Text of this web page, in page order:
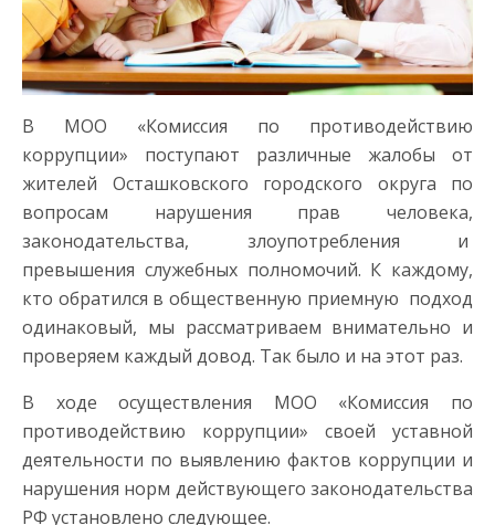
В МОО «Комиссия по противодействию
коррупции» поступают различные жалобы от
жителей Осташковского городского округа по
вопросам нарушения прав человека,
законодательства, злоупотребления и
превышения служебных полномочий. К каждому,
кто обратился в общественную приемную подход
одинаковый, мы рассматриваем внимательно и
проверяем каждый довод. Так было и на этот раз.
В ходе осуществления МОО «Комиссия по
противодействию коррупции» своей уставной
деятельности по выявлению фактов коррупции и
нарушения норм действующего законодательства
РФ установлено следующее.